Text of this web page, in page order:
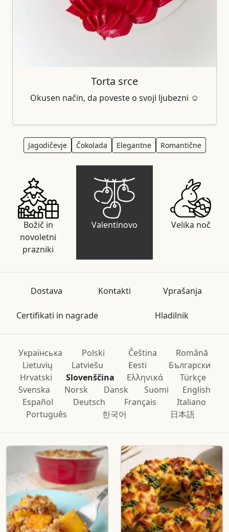
Torta srce
Okusen način, da poveste o svoji ljubezni ☺️
Jagodičevje Čokolada Elegantne Romantične
Božič in
novoletni
prazniki
Valentinovo Velika noč
Dostava Kontakti Vprašanja
Certifikati in nagrade Hladilnik
Українська Polski Čeština
Română
Lietuvių
Latviešu Eesti
Български
Hrvatski
Slovenščina Ελληνικά
Türkçe
Svenska
Norsk Dansk Suomi
English
Español
Deutsch Français
Italiano
Português
한국어 日本語